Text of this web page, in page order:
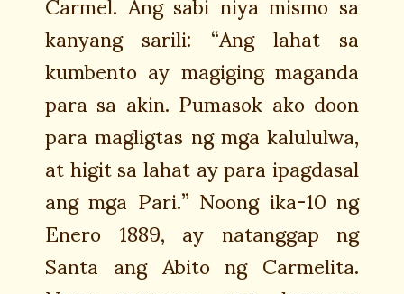
kanyang sarili: “Ang lahat sa
kumbento ay magiging maganda
para sa akin. Pumasok ako doon
para magligtas ng mga kalululwa,
at higit sa lahat ay para ipagdasal
ang mga Pari.” Noong ika-10 ng
Enero 1889, ay natanggap ng
Santa ang Abito ng Carmelita.